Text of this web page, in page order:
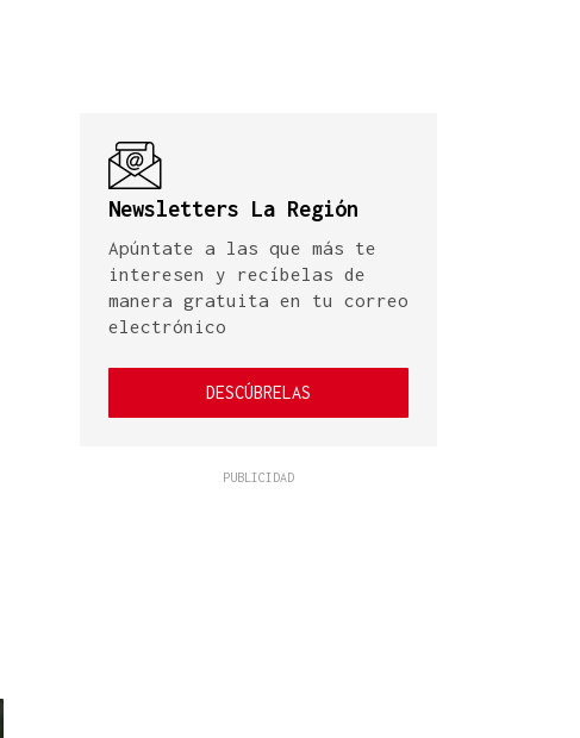
Newsletters La Región
Apúntate a las que más te
interesen y recíbelas de
manera gratuita en tu correo
electrónico
DESCÚBRELAS